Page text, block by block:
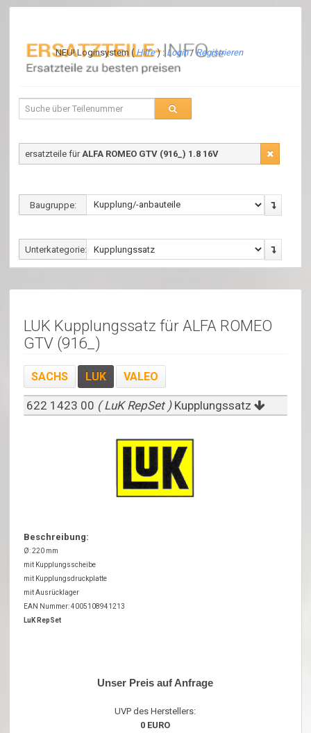
NEU! Loginsystem (Hilfe) : Login/Registrieren
ersatzteile für ALFA ROMEO GTV (916_) 1.8 16V
Baugruppe:
Unterkategorie:
LUK Kupplungssatz für ALFA ROMEO
GTV (916_)
SACHS LUK VALEO
622 1423 00 ( LuK RepSet ) Kupplungssatz
Beschreibung:
Ø: 220 mm
mit Kupplungsscheibe
mit Kupplungsdruckplatte
mit Ausrücklager
EAN Nummer: 4005108941213
LuK RepSet
Unser Preis auf Anfrage
UVP des Herstellers:
0 EURO